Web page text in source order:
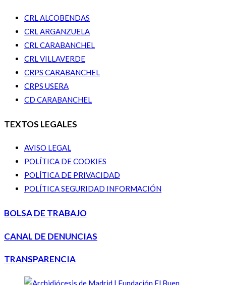
CRL ALCOBENDAS
CRL ARGANZUELA
CRL CARABANCHEL
CRL VILLAVERDE
CRPS CARABANCHEL
CRPS USERA
CD CARABANCHEL
TEXTOS LEGALES
AVISO LEGAL
POLÍTICA DE COOKIES
POLÍTICA DE PRIVACIDAD
POLÍTICA SEGURIDAD INFORMACIÓN
BOLSA DE TRABAJO
CANAL DE DENUNCIAS
TRANSPARENCIA